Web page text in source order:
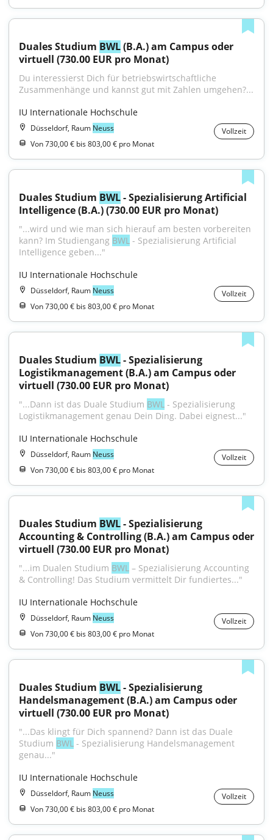
Duales Studium BWL (B.A.) am Campus oder
virtuell (730.00 EUR pro Monat)
Du interessierst Dich für betriebswirtschaftliche
Zusammenhänge und kannst gut mit Zahlen umgehen?...
IU Internationale Hochschule
Düsseldorf, Raum Neuss
Vollzeit
Von 730,00 € bis 803,00 € pro Monat
Duales Studium BWL - Spezialisierung Artificial
Intelligence (B.A.) (730.00 EUR pro Monat)
"...wird und wie man sich hierauf am besten vorbereiten
kann? Im Studiengang BWL - Spezialisierung Artificial
Intelligence geben..."
IU Internationale Hochschule
Düsseldorf, Raum Neuss
Vollzeit
Von 730,00 € bis 803,00 € pro Monat
Duales Studium BWL - Spezialisierung
Logistikmanagement (B.A.) am Campus oder
virtuell (730.00 EUR pro Monat)
"...Dann ist das Duale Studium BWL - Spezialisierung
Logistikmanagement genau Dein Ding. Dabei eignest..."
IU Internationale Hochschule
Düsseldorf, Raum Neuss
Vollzeit
Von 730,00 € bis 803,00 € pro Monat
Duales Studium BWL - Spezialisierung
Accounting & Controlling (B.A.) am Campus oder
virtuell (730.00 EUR pro Monat)
"...im Dualen Studium BWL – Spezialisierung Accounting
& Controlling! Das Studium vermittelt Dir fundiertes..."
IU Internationale Hochschule
Düsseldorf, Raum Neuss
Vollzeit
Von 730,00 € bis 803,00 € pro Monat
Duales Studium BWL - Spezialisierung
Handelsmanagement (B.A.) am Campus oder
virtuell (730.00 EUR pro Monat)
"...Das klingt für Dich spannend? Dann ist das Duale
Studium BWL - Spezialisierung Handelsmanagement
genau..."
IU Internationale Hochschule
Düsseldorf, Raum Neuss
Vollzeit
Von 730,00 € bis 803,00 € pro Monat